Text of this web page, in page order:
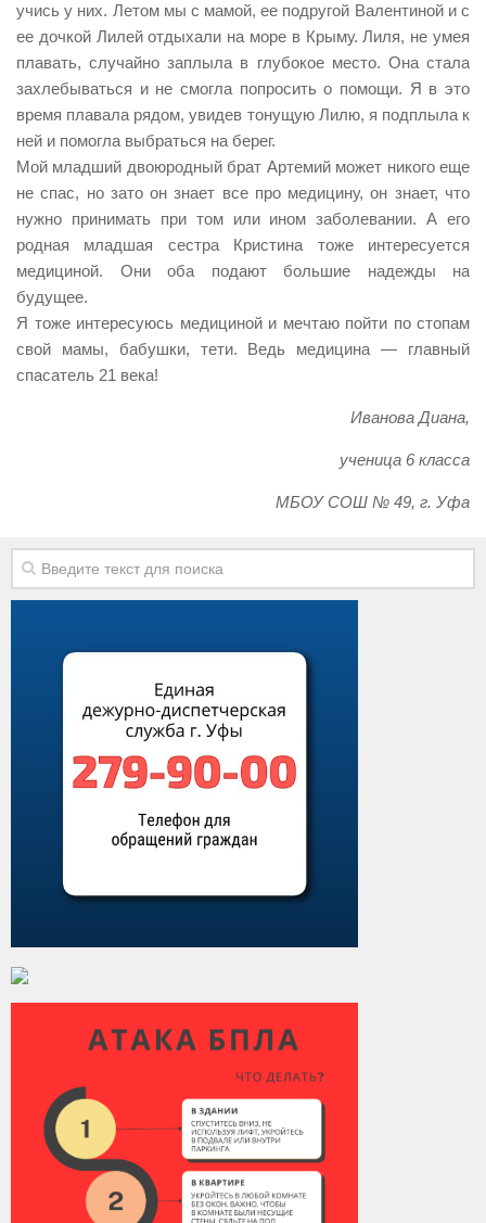
учись у них. Летом мы с мамой, ее подругой Валентиной и с
ее дочкой Лилей отдыхали на море в Крыму. Лиля, не умея
плавать, случайно заплыла в глубокое место. Она стала
захлебываться и не смогла попросить о помощи. Я в это
время плавала рядом, увидев тонущую Лилю, я подплыла к
ней и помогла выбраться на берег.
Мой младший двоюродный брат Артемий может никого еще
не спас, но зато он знает все про медицину, он знает, что
нужно принимать при том или ином заболевании. А его
родная младшая сестра Кристина тоже интересуется
медициной. Они оба подают большие надежды на
будущее.
Я тоже интересуюсь медициной и мечтаю пойти по стопам
свой мамы, бабушки, тети. Ведь медицина — главный
спасатель 21 века!
Иванова Диана,
ученица 6 класса
МБОУ СОШ № 49, г. Уфа